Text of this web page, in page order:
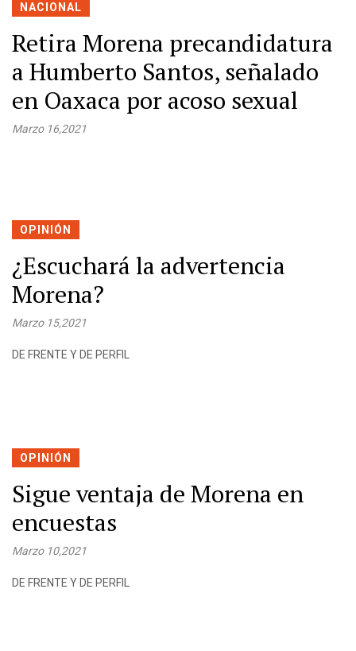
NACIONAL
Retira Morena precandidatura
a Humberto Santos, señalado
en Oaxaca por acoso sexual
Marzo 16,2021
OPINIÓN
¿Escuchará la advertencia
Morena?
Marzo 15,2021
DE FRENTE Y DE PERFIL
OPINIÓN
Sigue ventaja de Morena en
encuestas
Marzo 10,2021
DE FRENTE Y DE PERFIL